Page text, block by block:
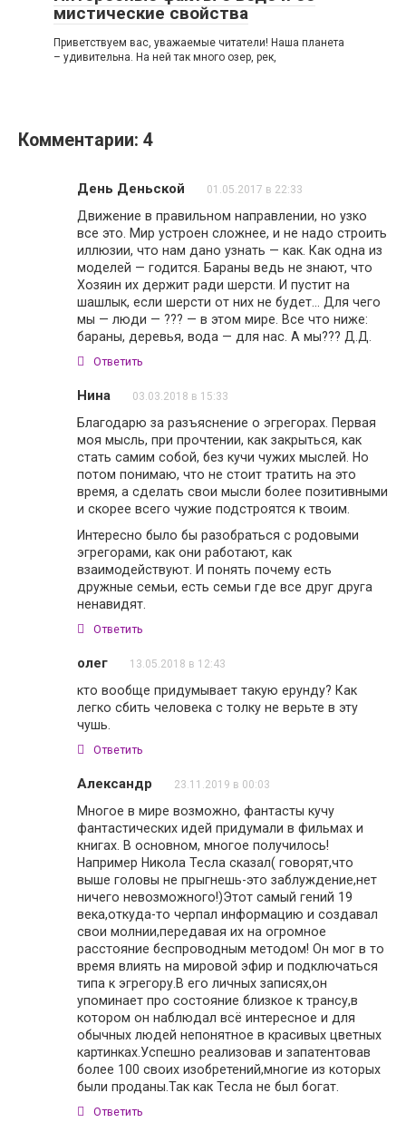
мистические свойства
Приветствуем вас, уважаемые читатели! Наша планета
– удивительна. На ней так много озер, рек,
Комментарии: 4
День Деньской 01.05.2017 в 22:33
Движение в правильном направлении, но узко
все это. Мир устроен сложнее, и не надо строить
иллюзии, что нам дано узнать — как. Как одна из
моделей — годится. Бараны ведь не знают, что
Хозяин их держит ради шерсти. И пустит на
шашлык, если шерсти от них не будет... Для чего
мы — люди — ??? — в этом мире. Все что ниже:
бараны, деревья, вода — для нас. А мы??? Д.Д.
Ответить
Нина 03.03.2018 в 15:33
Благодарю за разъяснение о эгрегорах. Первая
моя мысль, при прочтении, как закрыться, как
стать самим собой, без кучи чужих мыслей. Но
потом понимаю, что не стоит тратить на это
время, а сделать свои мысли более позитивными
и скорее всего чужие подстроятся к твоим.
Интересно было бы разобраться с родовыми
эгрегорами, как они работают, как
взаимодействуют. И понять почему есть
дружные семьи, есть семьи где все друг друга
ненавидят.
Ответить
олег 13.05.2018 в 12:43
кто вообще придумывает такую ерунду? Как
легко сбить человека с толку не верьте в эту
чушь.
Ответить
Александр 23.11.2019 в 00:03
Многое в мире возможно, фантасты кучу
фантастических идей придумали в фильмах и
книгах. В основном, многое получилось!
Например Никола Тесла сказал( говорят,что
выше головы не прыгнешь-это заблуждение,нет
ничего невозможного!)Этот самый гений 19
века,откуда-то черпал информацию и создавал
свои молнии,передавая их на огромное
расстояние беспроводным методом! Он мог в то
время влиять на мировой эфир и подключаться
типа к эгрегору.В его личных записях,он
упоминает про состояние близкое к трансу,в
котором он наблюдал всё интересное и для
обычных людей непонятное в красивых цветных
картинках.Успешно реализовав и запатентовав
более 100 своих изобретений,многие из которых
были проданы.Так как Тесла не был богат.
Ответить